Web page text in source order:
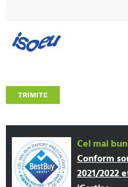
TRIMITE
Cel mai
Conform
2021/2022